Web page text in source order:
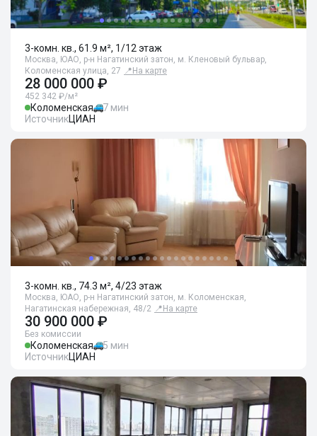
3-комн. кв., 61.9 м², 1/12 этаж
Москва, ЮАО, р-н Нагатинский затон, м. Кленовый бульвар,
Коломенская улица, 27 📍 На карте
28 000 000 ₽
452 342 ₽/м²
Коломенская
7 мин
ИсточникЦИАН
3-комн. кв., 74.3 м², 4/23 этаж
Москва, ЮАО, р-н Нагатинский затон, м. Коломенская,
Нагатинская набережная, 48/2 📍 На карте
30 900 000 ₽
Без комиссии
Коломенская
5 мин
ИсточникЦИАН